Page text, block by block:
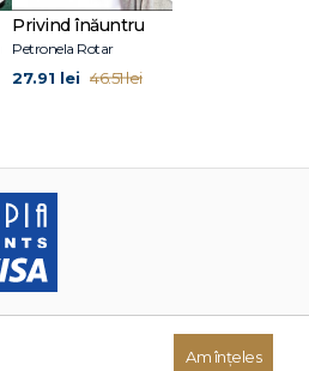
Privind înăuntru
Petronela Rotar
27.91 lei 46.51 lei
Am înțeles